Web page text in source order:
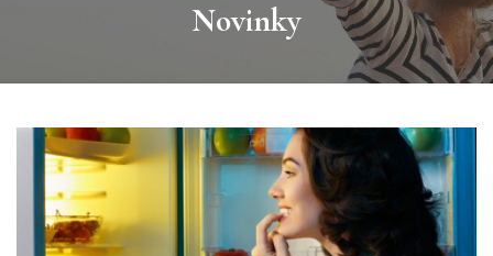
Novinky